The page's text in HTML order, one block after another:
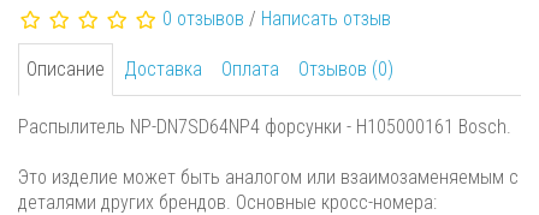
0 отзывов / Написать отзыв
Описание Доставка Оплата Отзывов (0)
Распылитель NP-DN7SD64NP4 форсунки - H105000161 Bosch.
Это изделие может быть аналогом или взаимозаменяемым с
деталями других брендов. Основные кросс-номера: